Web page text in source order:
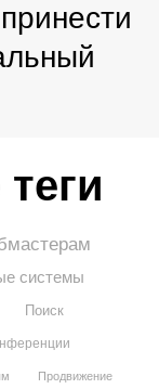
системы
Поиск
Продвижение